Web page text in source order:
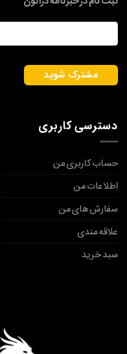
دسترسی کاربری
حساب کاربری من
اطلاعات من
سفارش های من
علاقه مندی
سبد خرید
ایمیل*